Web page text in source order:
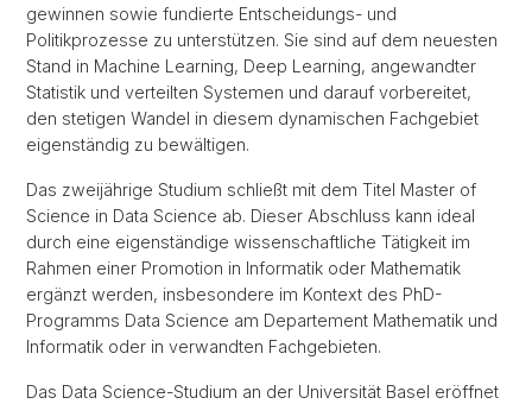
gewinnen sowie fundierte Entscheidungs- und
Politikprozesse zu unterstützen. Sie sind auf dem neuesten
Stand in Machine Learning, Deep Learning, angewandter
Statistik und verteilten Systemen und darauf vorbereitet,
den stetigen Wandel in diesem dynamischen Fachgebiet
eigenständig zu bewältigen.
Das zweijährige Studium schließt mit dem Titel Master of
Science in Data Science ab. Dieser Abschluss kann ideal
durch eine eigenständige wissenschaftliche Tätigkeit im
Rahmen einer Promotion in Informatik oder Mathematik
ergänzt werden, insbesondere im Kontext des PhD-
Programms Data Science am Departement Mathematik und
Informatik oder in verwandten Fachgebieten.
Das Data Science-Studium an der Universität Basel eröffnet